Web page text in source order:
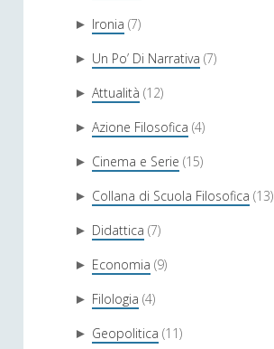
► Ironia (7)
► Un Po’ Di Narrativa (7)
► Attualità (12)
► Azione Filosofica (4)
► Cinema e Serie (15)
► Collana di Scuola Filosofica (13)
► Didattica (7)
► Economia (9)
► Filologia (4)
► Geopolitica (11)